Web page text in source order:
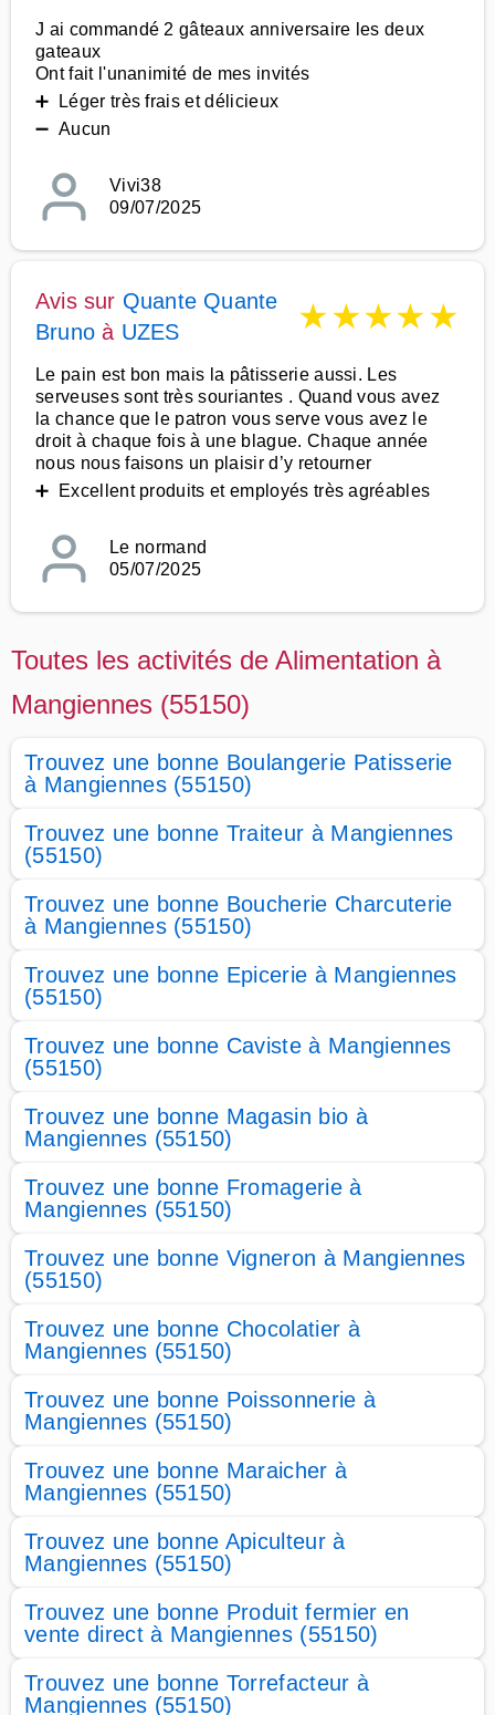
J ai commandé 2 gâteaux anniversaire les deux
gateaux
Ont fait l'unanimité de mes invités
➕ Léger très frais et délicieux
➖ Aucun
Vivi38
09/07/2025
Avis sur Quante Quante
Bruno à UZES ★★★★★
Le pain est bon mais la pâtisserie aussi. Les
serveuses sont très souriantes . Quand vous avez
la chance que le patron vous serve vous avez le
droit à chaque fois à une blague. Chaque année
nous nous faisons un plaisir d’y retourner
➕ Excellent produits et employés très agréables
Le normand
05/07/2025
Toutes les activités de Alimentation à
Mangiennes (55150)
Trouvez une bonne Boulangerie Patisserie
à Mangiennes (55150)
Trouvez une bonne Traiteur à Mangiennes
(55150)
Trouvez une bonne Boucherie Charcuterie
à Mangiennes (55150)
Trouvez une bonne Epicerie à Mangiennes
(55150)
Trouvez une bonne Caviste à Mangiennes
(55150)
Trouvez une bonne Magasin bio à
Mangiennes (55150)
Trouvez une bonne Fromagerie à
Mangiennes (55150)
Trouvez une bonne Vigneron à Mangiennes
(55150)
Trouvez une bonne Chocolatier à
Mangiennes (55150)
Trouvez une bonne Poissonnerie à
Mangiennes (55150)
Trouvez une bonne Maraicher à
Mangiennes (55150)
Trouvez une bonne Apiculteur à
Mangiennes (55150)
Trouvez une bonne Produit fermier en
vente direct à Mangiennes (55150)
Trouvez une bonne Torrefacteur à
Mangiennes (55150)